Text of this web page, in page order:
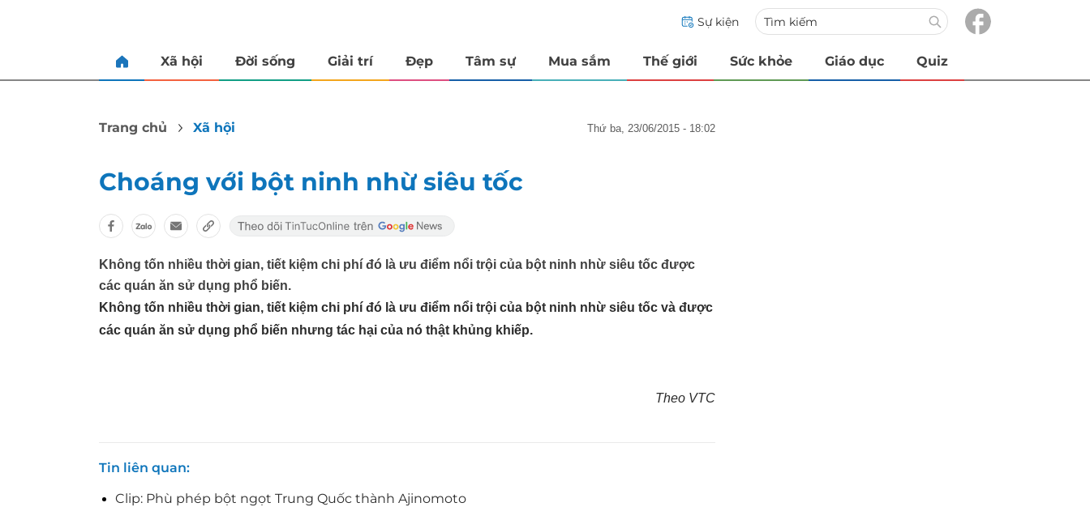
Sự kiện
Xã hội Đời sống Giải trí Đẹp Tâm sự Mua sắm Thế giới Sức khỏe Giáo dục Quiz
Trang chủ Xã hội thứ ba, 23/06/2015 - 18:02
Choáng với bột ninh nhừ siêu tốc
Không tốn nhiều thời gian, tiết kiệm chi phí đó là ưu điểm nổi trội của bột ninh nhừ siêu tốc được
các quán ăn sử dụng phổ biến.
Không tốn nhiều thời gian, tiết kiệm chi phí đó là ưu điểm nổi trội của bột ninh nhừ siêu tốc và được
các quán ăn sử dụng phổ biến nhưng tác hại của nó thật khủng khiếp.
Theo VTC
Tin liên quan
Clip: Phù phép bột ngọt Trung Quốc thành Ajinomoto